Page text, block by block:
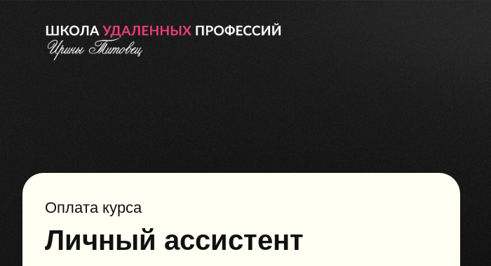
Оплата курса
Личный ассистент